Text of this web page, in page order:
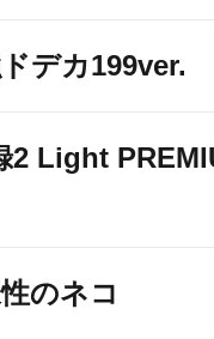
デカ199ver.
2 Light
のネコ